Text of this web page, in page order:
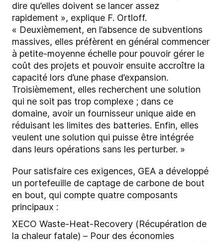
dire qu’elles doivent se lancer assez
rapidement », explique F. Ortloff.
« Deuxièmement, en l’absence de subventions
massives, elles préfèrent en général commencer
à petite-moyenne échelle pour pouvoir gérer le
coût des projets et pouvoir ensuite accroître la
capacité lors d’une phase d’expansion.
Troisièmement, elles recherchent une solution
qui ne soit pas trop complexe ; dans ce
domaine, avoir un fournisseur unique aide en
réduisant les limites des batteries. Enfin, elles
veulent une solution qui puisse être intégrée
dans leurs opérations sans les perturber. »
Pour satisfaire ces exigences, GEA a développé
un portefeuille de captage de carbone de bout
en bout, qui compte quatre composants
principaux :
XECO Waste-Heat-Recovery (Récupération de
la chaleur fatale) – Pour des économies